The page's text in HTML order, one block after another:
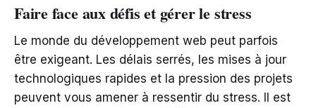
Faire face aux défis et gérer le stress
Le monde du développement web peut parfois
être exigeant. Les délais serrés, les mises à jour
technologiques rapides et la pression des projets
peuvent vous amener à ressentir du stress. Il est